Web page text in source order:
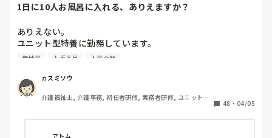
1日に10人お風呂に入れる、ありえますか？
ありえない。
ユニット型特養に勤務しています。
人手不足で入浴のない日があるため、今度1日に10人入れて
午前中に5人、午後から1人助っ人つけるので5人入れて下さ
いとのことです。
ここはほぼ全員寝たきりの方ですよ。ありえますか？
機械浴 人手不足 入浴介助
カスミソウ
介護福祉士, 介護事務, 初任者研修, 実務者研修, ユニット型
48 ・ 04/05
アトム